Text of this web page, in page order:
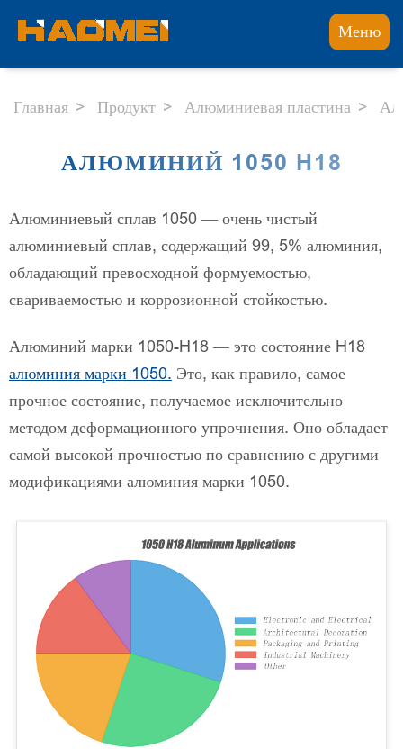
Меню
Главная Продукт Алюминиевая пластина
АЛЮМИНИЙ 1050 H18
Алюминиевый сплав 1050 — очень чистый
алюминиевый сплав, содержащий 99, 5% алюминия,
обладающий превосходной формуемостью,
свариваемостью и коррозионной стойкостью.
Алюминий марки 1050-H18 — это состояние H18
алюминия марки 1050. Это, как правило, самое
прочное состояние, получаемое исключительно
методом деформационного упрочнения. Оно обладает
самой высокой прочностью по сравнению с другими
модификациями алюминия марки 1050.